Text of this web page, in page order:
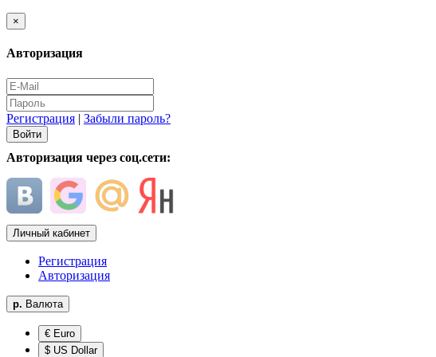
×
Авторизация
Регистрация | Забыли пароль?
Авторизация через соц.сети:
Личный кабинет
Регистрация
Авторизация
р. Валюта
€ Euro
$ US Dollar